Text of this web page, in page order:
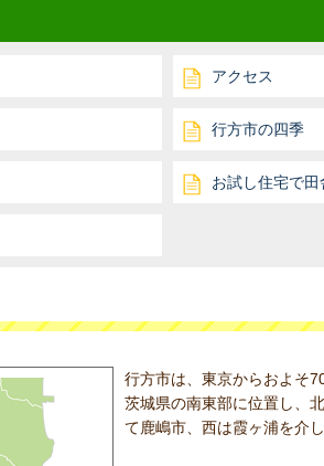
アクセス
行方市の四季
お試し住宅で
行方市は、東京からおよそ
茨城県の南東部に位置し、
て鹿嶋市、西は霞ヶ浦を介